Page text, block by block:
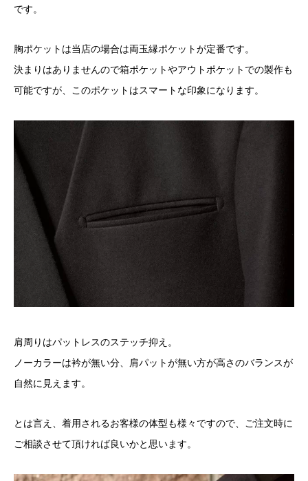
です。
胸ポケットは当店の場合は両玉縁ポケットが定番です。
決まりはありませんので箱ポケットやアウトポケットでの製作も
可能ですが、このポケットはスマートな印象になります。
肩周りはパットレスのステッチ抑え。
ノーカラーは衿が無い分、肩パットが無い方が高さのバランスが
自然に見えます。
とは言え、着用されるお客様の体型も様々ですので、ご注文時に
ご相談させて頂ければ良いかと思います。